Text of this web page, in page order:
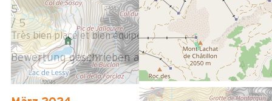
5
/ 5
Très bien placé et bien équipé
Bewertung geschrieben am 18/03/2025